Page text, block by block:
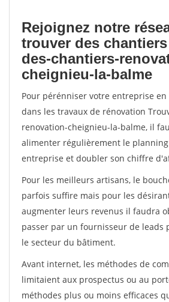
Rejoignez notre
trouver des
des-chantiers-
cheignieu-la-balme
Pour pérénniser votre entreprise
dans les travaux de rénovation
renovation-cheignieu-la-balme, il
alimenter régulièrement le
entreprise et doubler son chiffre
Pour les meilleurs artisans, le
parfois suffire mais pour les
augmenter leurs revenus il faudra
passer par un fournisseur de leads
le secteur du bâtiment.
Avant internet, les méthodes de
limitaient aux prospectus ou au
méthodes plus ou moins efficaces